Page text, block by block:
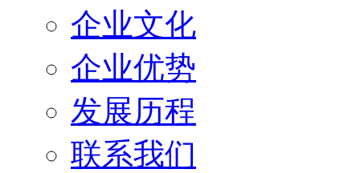
企业文化
企业优势
发展历程
联系我们